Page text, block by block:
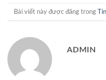
Bài viết này được đăng trong
ADMIN